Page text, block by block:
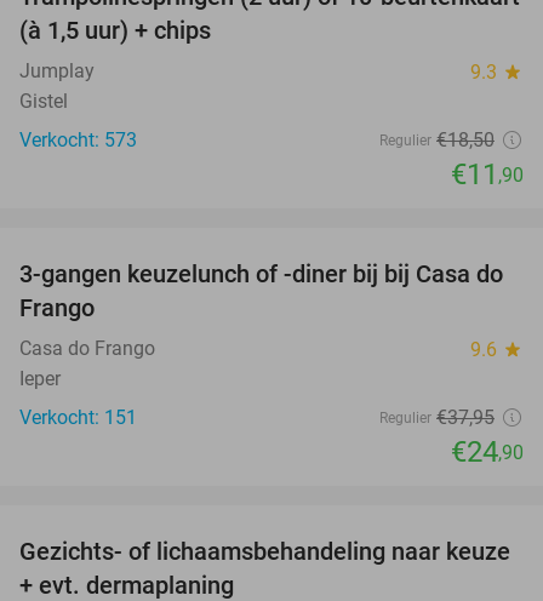
(à 1,5 uur) + chips
Jumplay 9.3 star
Gistel
Verkocht: 573
Regulier €18,50
€11 ,90
34%
3-gangen keuzelunch of -diner bij bij Casa do
Frango
Casa do Frango 9.6 star
Ieper
Verkocht: 151
Regulier €37,95
€24,90
51%
Gezichts- of lichaamsbehandeling naar keuze
+ evt. dermaplaning